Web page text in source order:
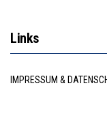
Links
IMPRESSUM &